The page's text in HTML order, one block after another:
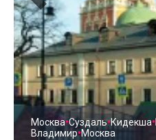
Москва•Суздаль•Кидекша•
Владимир•Москва